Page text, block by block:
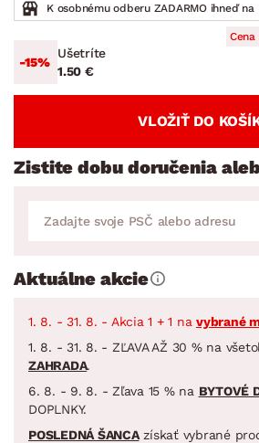
K osobnému odberu ZADARMO ihneď na
-15%
Ušetríte
1.50 €
Cena
VLOŽIŤ DO
Zistite dobu doručenia
Aktuálne akcie
1. 8. - 31. 8. - Akcia 1 + 1 na vybrané
1. 8. - 31. 8. - ZĽAVA AŽ 30 % na
ZAHRADA.
6. 8. - 9. 8. - Zľava 15 % na BYTOVÉ
DOPLNKY.
POSLEDNÁ ŠANCAzískať vybrané